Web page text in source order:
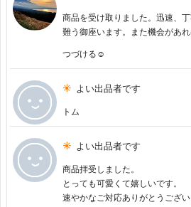
商品を受け取りました。迅速、
難う御座います。また機会があ
つづける☺️
よい出品者です
トム
よい出品者です
商品拝受しました。
とっても可愛くて嬉しいです。
速やかなご対応ありがとうござ